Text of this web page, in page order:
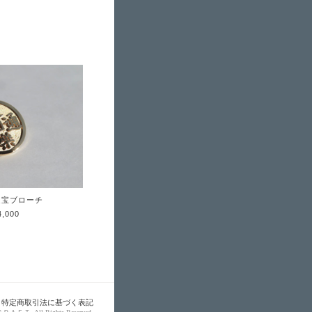
ブローチ
特定商取引法に基づく表記